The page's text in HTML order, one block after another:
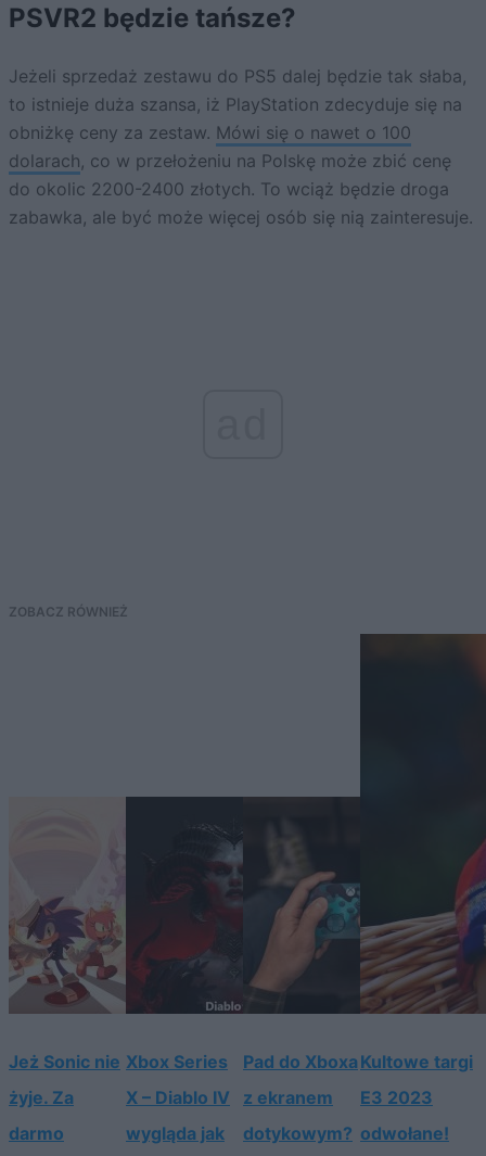
PSVR2 będzie tańsze?
Jeżeli sprzedaż zestawu do PS5 dalej będzie tak słaba,
to istnieje duża szansa, iż PlayStation zdecyduje się na
obniżkę ceny za zestaw. Mówi się o nawet o 100
dolarach, co w przełożeniu na Polskę może zbić cenę
do okolic 2200-2400 złotych. To wciąż będzie droga
zabawka, ale być może więcej osób się nią zainteresuje.
ZOBACZ RÓWNIEŻ
Jeż Sonic nie
żyje. Za
darmo
Xbox Series
X – Diablo IV
wygląda jak
Pad do Xboxa
z ekranem
dotykowym?
Kultowe targi
E3 2023
odwołane!